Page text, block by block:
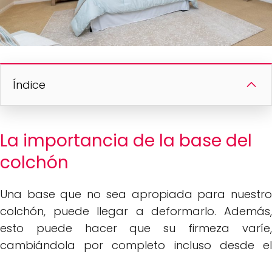
Índice
La importancia de la base del
colchón
Una base que no sea apropiada para nuestro
colchón, puede llegar a deformarlo. Además,
esto puede hacer que su firmeza varíe,
cambiándola por completo incluso desde el